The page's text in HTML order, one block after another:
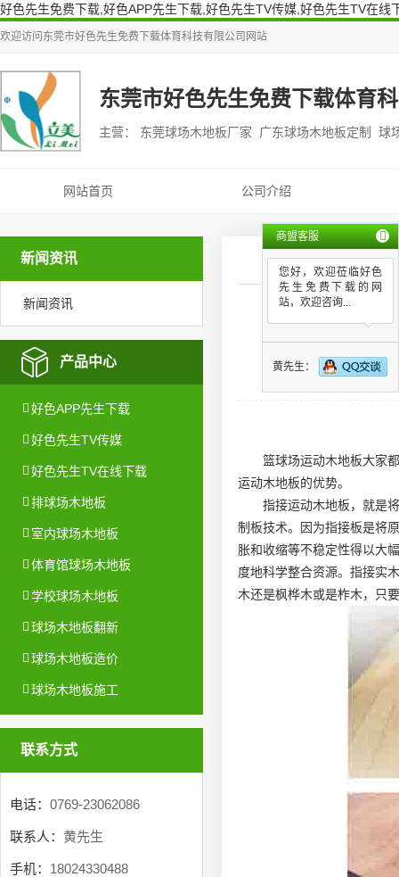
好色先生免费下载,好色APP先生下载,好色先生TV传媒,好色先生TV在线
欢迎访问 东莞市好色先生免费下载体育科技有限公司 网站
东莞市好色先生免费下载体育
主营： 东莞球场木地板厂家 广东球场木地板定制 球
网站首页 公司介绍
新闻资讯
新闻资讯
产品中心
好色APP先生下载
好色先生TV传媒
好色先生TV在线下载
排球场木地板
室内球场木地板
体育馆球场木地板
学校球场木地板
球场木地板翻新
球场木地板造价
球场木地板施工
联系方式
电话： 0769-23062086
联系人： 黄先生
手机： 18024330488
排
篮球场运动木地板大家
运动木地板的优势。
指接运动木地板，就是
制板技术。因为指接板是将
胀和收缩等不稳定性得以大
度地科学整合资源。指接实
木还是枫桦木或是柞木，只
商盟客服
您好，欢迎莅临好色
先生免费下载的网
站，欢迎咨询...
黄先生：